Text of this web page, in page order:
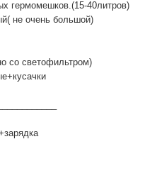
гермомешков.(15-40литров)
не очень большой)
со светофильтром)